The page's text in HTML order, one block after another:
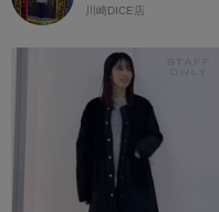
川崎DICE店